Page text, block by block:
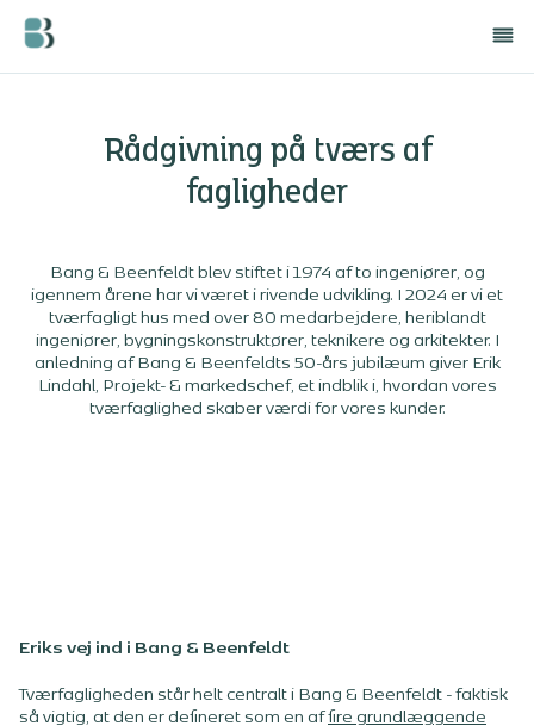
Rådgivning på tværs af
fagligheder
Bang & Beenfeldt blev stiftet i 1974 af to ingeniører, og
igennem årene har vi været i rivende udvikling. I 2024 er vi et
tværfagligt hus med over 80 medarbejdere, heriblandt
ingeniører, bygningskonstruktører, teknikere og arkitekter. I
anledning af Bang & Beenfeldts 50-års jubilæum giver Erik
Lindahl, Projekt- & markedschef, et indblik i, hvordan vores
tværfaglighed skaber værdi for vores kunder.
Eriks vej ind i Bang & Beenfeldt
Tværfagligheden står helt centralt i Bang & Beenfeldt - faktisk
så vigtig, at den er defineret som en af fire grundlæggende